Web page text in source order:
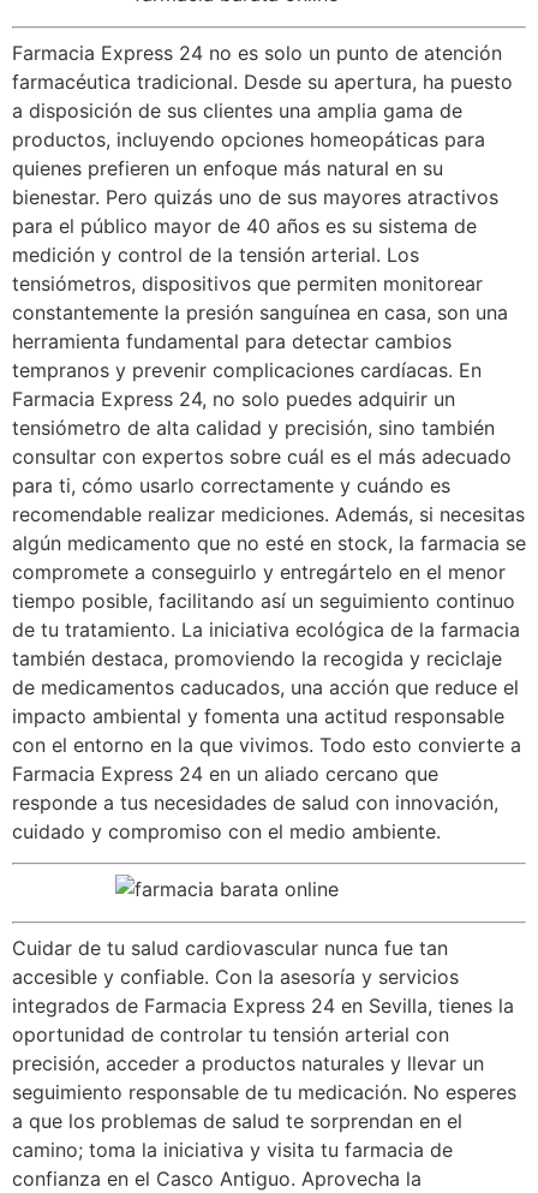
Farmacia Express 24 no es solo un punto de atención
farmacéutica tradicional. Desde su apertura, ha puesto
a disposición de sus clientes una amplia gama de
productos, incluyendo opciones homeopáticas para
quienes prefieren un enfoque más natural en su
bienestar. Pero quizás uno de sus mayores atractivos
para el público mayor de 40 años es su sistema de
medición y control de la tensión arterial. Los
tensiómetros, dispositivos que permiten monitorear
constantemente la presión sanguínea en casa, son una
herramienta fundamental para detectar cambios
tempranos y prevenir complicaciones cardíacas. En
Farmacia Express 24, no solo puedes adquirir un
tensiómetro de alta calidad y precisión, sino también
consultar con expertos sobre cuál es el más adecuado
para ti, cómo usarlo correctamente y cuándo es
recomendable realizar mediciones. Además, si necesitas
algún medicamento que no esté en stock, la farmacia se
compromete a conseguirlo y entregártelo en el menor
tiempo posible, facilitando así un seguimiento continuo
de tu tratamiento. La iniciativa ecológica de la farmacia
también destaca, promoviendo la recogida y reciclaje
de medicamentos caducados, una acción que reduce el
impacto ambiental y fomenta una actitud responsable
con el entorno en la que vivimos. Todo esto convierte a
Farmacia Express 24 en un aliado cercano que
responde a tus necesidades de salud con innovación,
cuidado y compromiso con el medio ambiente.
Cuidar de tu salud cardiovascular nunca fue tan
accesible y confiable. Con la asesoría y servicios
integrados de Farmacia Express 24 en Sevilla, tienes la
oportunidad de controlar tu tensión arterial con
precisión, acceder a productos naturales y llevar un
seguimiento responsable de tu medicación. No esperes
a que los problemas de salud te sorprendan en el
camino; toma la iniciativa y visita tu farmacia de
confianza en el Casco Antiguo. Aprovecha la